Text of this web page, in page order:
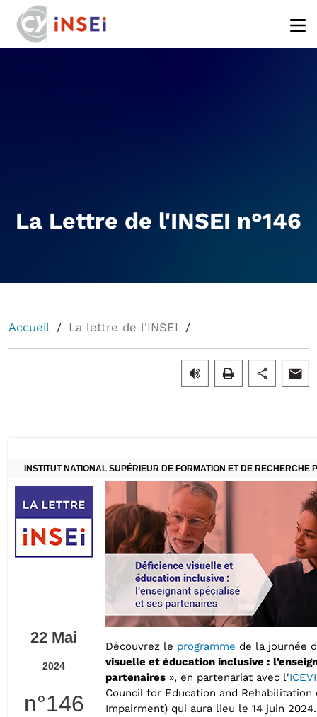
La Lettre de l'INSEI n°146
Accueil La lettre de l'INSEI
INSTITUT NATIONAL SUPÉRIEUR DE FORMATION ET DE RECHERCHE
22 Mai
2024
n°146
Découvrez le programme de la journée
visuelle et éducation inclusive :
partenaires », en partenariat avec l'
Council for Education and
Impairment) qui aura lieu le 14 juin 2024.